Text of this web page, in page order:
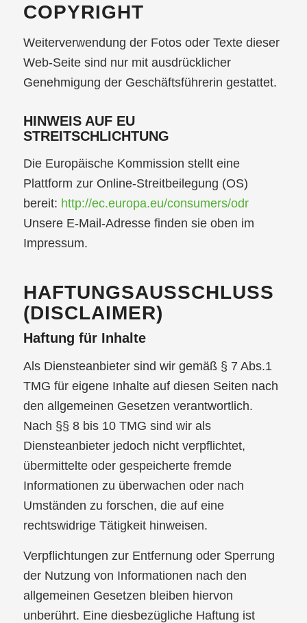
COPYRIGHT
Weiterverwendung der Fotos oder Texte dieser
Web-Seite sind nur mit ausdrücklicher
Genehmigung der Geschäftsführerin gestattet.
HINWEIS AUF EU
STREITSCHLICHTUNG
Die Europäische Kommission stellt eine
Plattform zur Online-Streitbeilegung (OS)
bereit: http://ec.europa.eu/consumers/odr
Unsere E-Mail-Adresse finden sie oben im
Impressum.
HAFTUNGSAUSSCHLUSS
(DISCLAIMER)
Haftung für Inhalte
Als Diensteanbieter sind wir gemäß § 7 Abs.1
TMG für eigene Inhalte auf diesen Seiten nach
den allgemeinen Gesetzen verantwortlich.
Nach §§ 8 bis 10 TMG sind wir als
Diensteanbieter jedoch nicht verpflichtet,
übermittelte oder gespeicherte fremde
Informationen zu überwachen oder nach
Umständen zu forschen, die auf eine
rechtswidrige Tätigkeit hinweisen.
Verpflichtungen zur Entfernung oder Sperrung
der Nutzung von Informationen nach den
allgemeinen Gesetzen bleiben hiervon
unberührt. Eine diesbezügliche Haftung ist